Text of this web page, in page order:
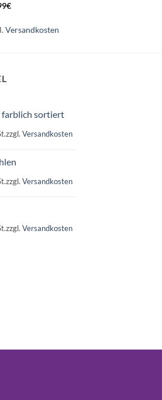
€
Versandkosten
sortiert
zzgl. Versandkosten
zzgl. Versandkosten
zzgl. Versandkosten